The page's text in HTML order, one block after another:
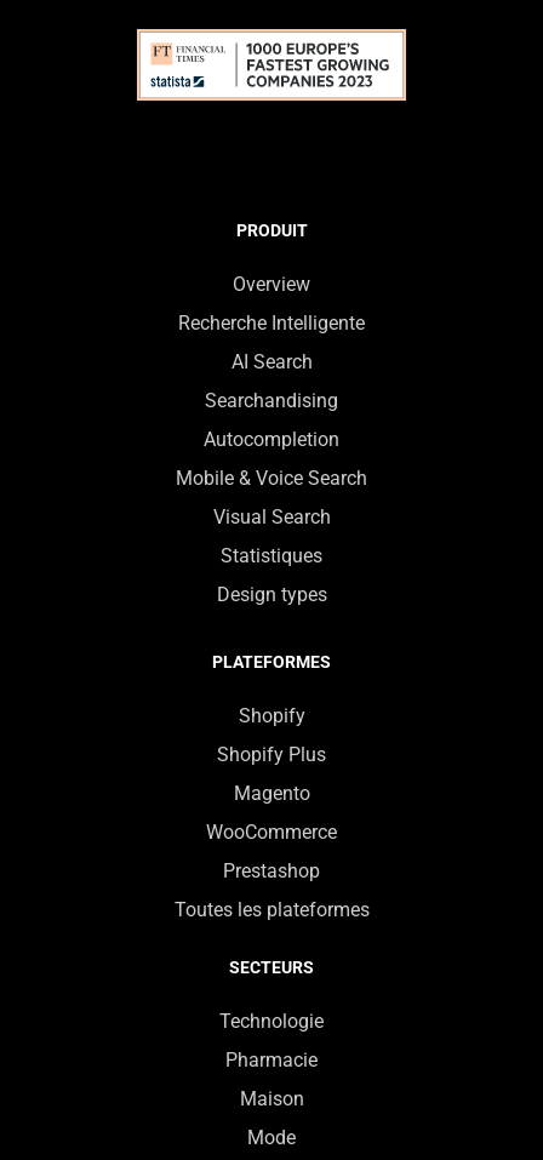
PRODUIT
Overview
Recherche Intelligente
AI Search
Searchandising
Autocompletion
Mobile & Voice Search
Visual Search
Statistiques
Design types
PLATEFORMES
Shopify
Shopify Plus
Magento
WooCommerce
Prestashop
Toutes les plateformes
SECTEURS
Technologie
Pharmacie
Maison
Mode